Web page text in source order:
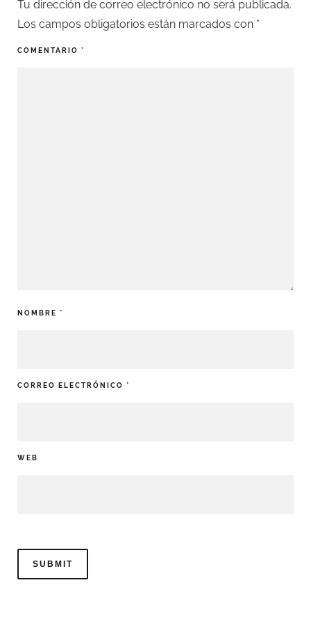
Tu dirección de correo electrónico no será publicada.
Los campos obligatorios están marcados con *
COMENTARIO *
NOMBRE *
CORREO ELECTRÓNICO *
WEB